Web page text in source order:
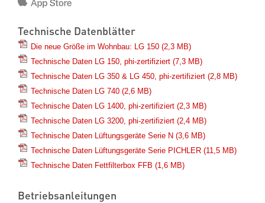
Technische Datenblätter
Die neue Größe im Wohnbau: LG 150 (2,3 MB)
Technische Daten LG 150, phi-zertifiziert (7,3 MB)
Technische Daten LG 350 & LG 450, phi-zertifiziert (2,8 MB)
Technische Daten LG 740 (2,6 MB)
Technische Daten LG 1400, phi-zertifiziert (2,3 MB)
Technische Daten LG 3200, phi-zertifiziert (2,4 MB)
Technische Daten Lüftungsgeräte Serie N (3,6 MB)
Technische Daten Lüftungsgeräte Serie PICHLER (11,5 MB)
Technische Daten Fettfilterbox FFB (1,6 MB)
Betriebsanleitungen